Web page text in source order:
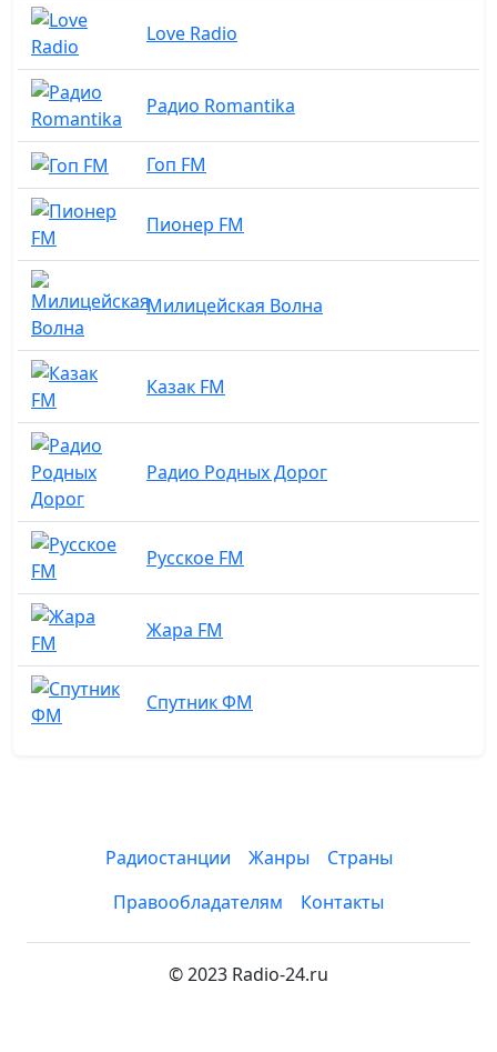
Love Radio
Радио Romantika
Гоп FM
Пионер FM
Милицейская Волна
Казак FM
Радио Родных Дорог
Русское FM
Жара FM
Спутник ФМ
Радиостанции Жанры
Страны
Правообладателям
Контакты
© 2023 Radio-24.ru